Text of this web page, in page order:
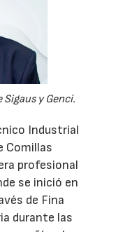
y Genci.
Industrial
Comillas
profesional
se inició en
de Fina
durante las